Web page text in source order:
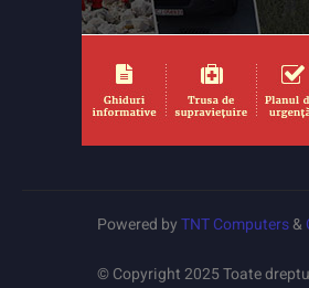
Powered byTNT Computers&
© Copyright 2025 Toate